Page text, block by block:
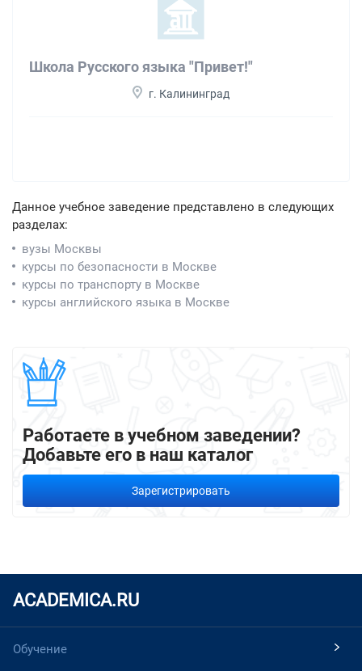
Школа Русского языка "Привет!"
г. Калининград
Данное учебное заведение представлено в следующих
разделах:
вузы Москвы
курсы по безопасности в Москве
курсы по транспорту в Москве
курсы английского языка в Москве
Работаете в учебном заведении?
Добавьте его в наш каталог
Зарегистрировать
ACADEMICA.RU
Обучение